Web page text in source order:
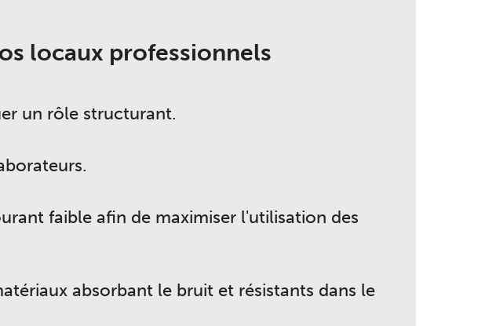
locaux professionnels
un rôle structurant.
faible afin de maximiser l'utilisation des
absorbant le bruit et résistants dans le